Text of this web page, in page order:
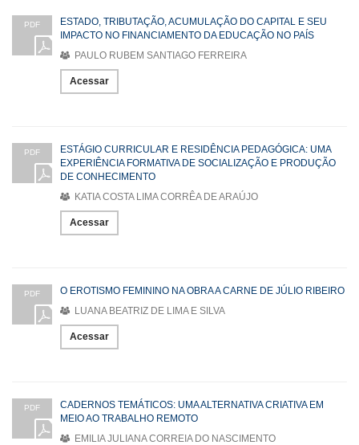
PDF
ESTADO, TRIBUTAÇÃO, ACUMULAÇÃO DO CAPITAL E SEU
IMPACTO NO FINANCIAMENTO DA EDUCAÇÃO NO PAÍS
PAULO RUBEM SANTIAGO FERREIRA
Acessar
PDF
ESTÁGIO CURRICULAR E RESIDÊNCIA PEDAGÓGICA: UMA
EXPERIÊNCIA FORMATIVA DE SOCIALIZAÇÃO E PRODUÇÃO
DE CONHECIMENTO
KATIA COSTA LIMA CORRÊA DE ARAÚJO
Acessar
PDF
O EROTISMO FEMININO NA OBRA A CARNE DE JÚLIO RIBEIRO
LUANA BEATRIZ DE LIMA E SILVA
Acessar
PDF
CADERNOS TEMÁTICOS: UMA ALTERNATIVA CRIATIVA EM
MEIO AO TRABALHO REMOTO
EMILIA JULIANA CORREIA DO NASCIMENTO